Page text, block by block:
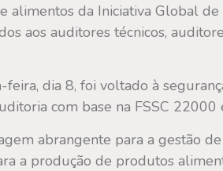
da Iniciativa Global
aos auditores técnicos,
dia 8, foi voltado à
com base na FSSC 22000
abrangente para a gestão
a produção de produtos